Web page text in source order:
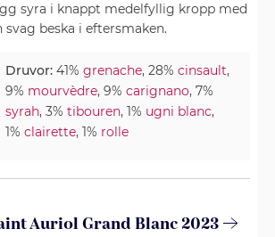
syra i knappt medelfyllig kropp med
svag beska i eftersmaken.
Druvor: 41%grenache, 28%cinsault,
9% mourvèdre, 9%carignano, 7%
syrah, 3%tibouren, 1% ugni blanc,
1%clairette, 1% rolle
Auriol Grand Blanc 2023